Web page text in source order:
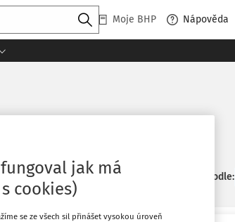
Moje BHP Nápověda
Řadit podle:
jak má
cookies)
se ze všech sil přinášet vysokou úroveň